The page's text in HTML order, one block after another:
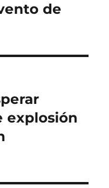
de
explosión